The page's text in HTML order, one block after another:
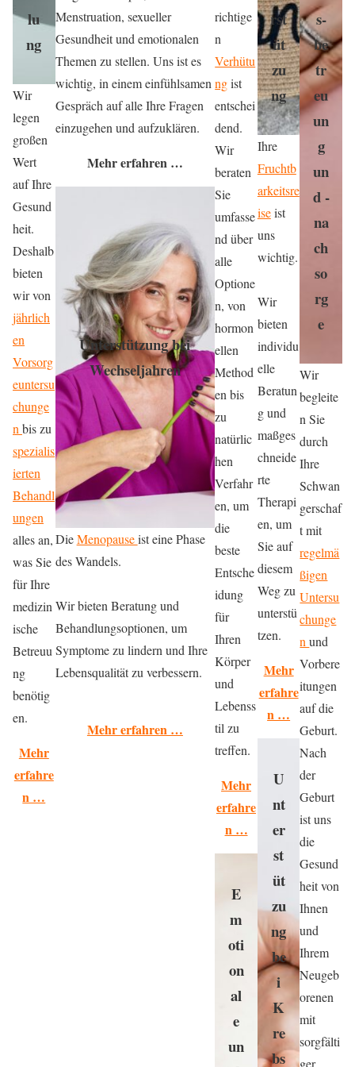
lu
ng
Wir
legen
großen
Wert
auf Ihre
Gesund
heit.
Deshalb
bieten
wir von
jährlich
en
Vorsorg
euntersu
chunge
nbis zu
spezialis
ierten
Behandl
ungen
alles an,
was Sie
für Ihre
medizin
ische
Betreuu
ng
benötig
en.
Mehr
erfahre
n …
Menstruation, sexueller
Gesundheit und emotionalen
Themen zu stellen. Uns ist es
wichtig, in einem einfühlsamen
Gespräch auf alle Ihre Fragen
einzugehen und aufzuklären.
Mehr erfahren …
Unterstützung bei
Wechseljahren
DieMenopauseist eine Phase
des Wandels.
Wir bieten Beratung und
Behandlungsoptionen, um
Symptome zu lindern und Ihre
Lebensqualität zu verbessern.
Mehr erfahren …
richtige
n
Verhütu
ngist
entschei
dend.
Wir
beraten
Sie
umfasse
nd über
alle
Optione
n, von
hormon
ellen
Method
en bis
zu
natürlic
hen
Verfahr
en, um
die
beste
Entsche
idung
für
Ihren
Körper
und
Lebenss
til zu
treffen.
Mehr
erfahre
n …
E
m
oti
on
al
e
un
rst
üt
zu
ng
Ihre
Fruchtb
arkeitsre
iseist
uns
wichtig.
Wir
bieten
individu
elle
Beratun
g und
maßges
chneide
rte
Therapi
en, um
Sie auf
diesem
Weg zu
unterstü
tzen.
Mehr
erfahre
n …
U
nt
er
st
üt
zu
ng
be
i
K
re
bs
s-
be
tr
eu
un
g
un
d -
na
ch
so
rg
e
Wir
begleite
n Sie
durch
Ihre
Schwan
gerschaf
t mit
regelmä
ßigen
Untersu
chunge
nund
Vorbere
itungen
auf die
Geburt.
Nach
der
Geburt
ist uns
die
Gesund
heit von
Ihnen
und
Ihrem
Neugeb
orenen
mit
sorgfälti